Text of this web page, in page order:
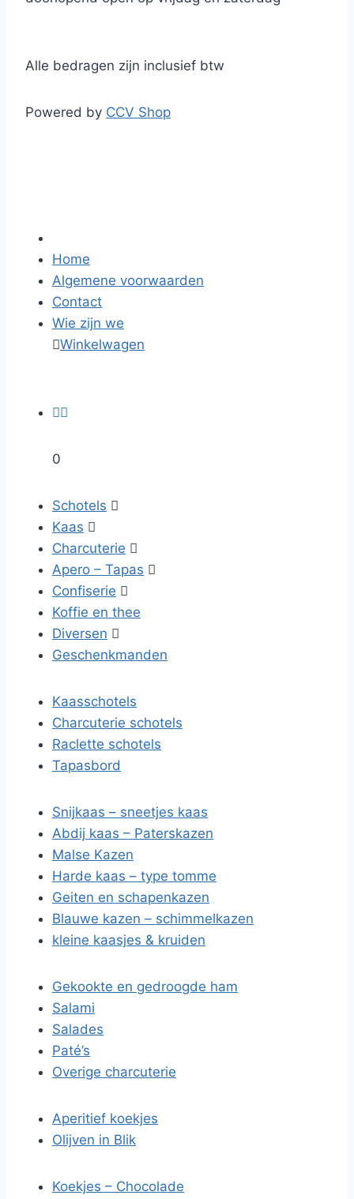
Alle bedragen zijn inclusief btw
Powered by CCV Shop
Home
Algemene voorwaarden
Contact
Wie zijn we
Winkelwagen

0
Schotels 
Kaas 
Charcuterie 
Apero – Tapas 
Confiserie 
Koffie en thee
Diversen 
Geschenkmanden
Kaasschotels
Charcuterie schotels
Raclette schotels
Tapasbord
Snijkaas – sneetjes kaas
Abdij kaas – Paterskazen
Malse Kazen
Harde kaas – type tomme
Geiten en schapenkazen
Blauwe kazen – schimmelkazen
kleine kaasjes & kruiden
Gekookte en gedroogde ham
Salami
Salades
Paté’s
Overige charcuterie
Aperitief koekjes
Olijven in Blik
Koekjes – Chocolade